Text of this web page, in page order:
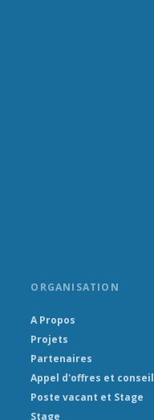
ORGANISATION
A Propos
Projets
Partenaires
Appel d'offres et conseil
Poste vacant et Stage
Stage